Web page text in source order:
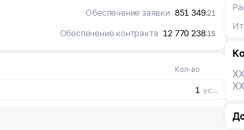
Обеспечение заявки 851 349.21
Обеспечение контракта 12 770 238.15
Кол-во
1 усл. ед